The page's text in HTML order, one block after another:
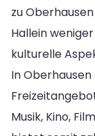
zu
Hallein
kulturelle
In
Musik, Kino,